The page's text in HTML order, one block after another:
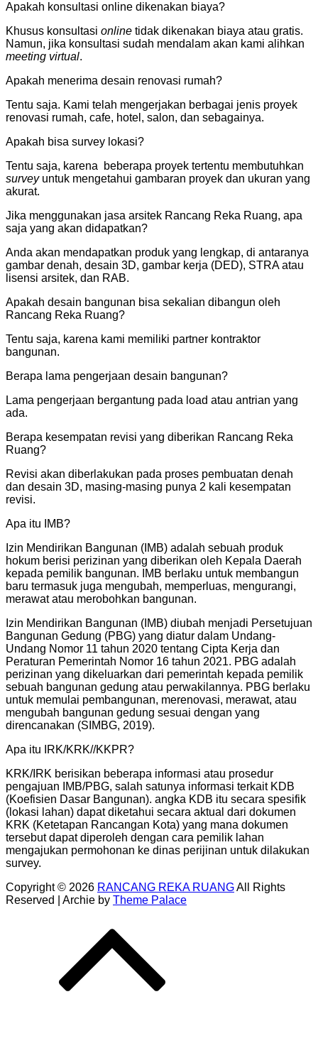
Apakah konsultasi online dikenakan biaya?
Khusus konsultasi online tidak dikenakan biaya atau gratis.
Namun, jika konsultasi sudah mendalam akan kami alihkan
meeting virtual.
Apakah menerima desain renovasi rumah?
Tentu saja. Kami telah mengerjakan berbagai jenis proyek
renovasi rumah, cafe, hotel, salon, dan sebagainya.
Apakah bisa survey lokasi?
Tentu saja, karena beberapa proyek tertentu membutuhkan
surveyuntuk mengetahui gambaran proyek dan ukuran yang
akurat.
Jika menggunakan jasa arsitek Rancang Reka Ruang, apa
saja yang akan didapatkan?
Anda akan mendapatkan produk yang lengkap, di antaranya
gambar denah, desain 3D, gambar kerja (DED), STRA atau
lisensi arsitek, dan RAB.
Apakah desain bangunan bisa sekalian dibangun oleh
Rancang Reka Ruang?
Tentu saja, karena kami memiliki partner kontraktor
bangunan.
Berapa lama pengerjaan desain bangunan?
Lama pengerjaan bergantung pada load atau antrian yang
ada.
Berapa kesempatan revisi yang diberikan Rancang Reka
Ruang?
Revisi akan diberlakukan pada proses pembuatan denah
dan desain 3D, masing-masing punya 2 kali kesempatan
revisi.
Apa itu IMB?
Izin Mendirikan Bangunan (IMB) adalah sebuah produk
hokum berisi perizinan yang diberikan oleh Kepala Daerah
kepada pemilik bangunan. IMB berlaku untuk membangun
baru termasuk juga mengubah, memperluas, mengurangi,
merawat atau merobohkan bangunan.
Izin Mendirikan Bangunan (IMB) diubah menjadi Persetujuan
Bangunan Gedung (PBG) yang diatur dalam Undang-
Undang Nomor 11 tahun 2020 tentang Cipta Kerja dan
Peraturan Pemerintah Nomor 16 tahun 2021. PBG adalah
perizinan yang dikeluarkan dari pemerintah kepada pemilik
sebuah bangunan gedung atau perwakilannya. PBG berlaku
untuk memulai pembangunan, merenovasi, merawat, atau
mengubah bangunan gedung sesuai dengan yang
direncanakan (SIMBG, 2019).
Apa itu IRK/KRK//KKPR?
KRK/IRK berisikan beberapa informasi atau prosedur
pengajuan IMB/PBG, salah satunya informasi terkait KDB
(Koefisien Dasar Bangunan). angka KDB itu secara spesifik
(lokasi lahan) dapat diketahui secara aktual dari dokumen
KRK (Ketetapan Rancangan Kota) yang mana dokumen
tersebut dapat diperoleh dengan cara pemilik lahan
mengajukan permohonan ke dinas perijinan untuk dilakukan
survey.
Copyright © 2026 RANCANG REKA RUANGAll Rights
Reserved | Archie by Theme Palace